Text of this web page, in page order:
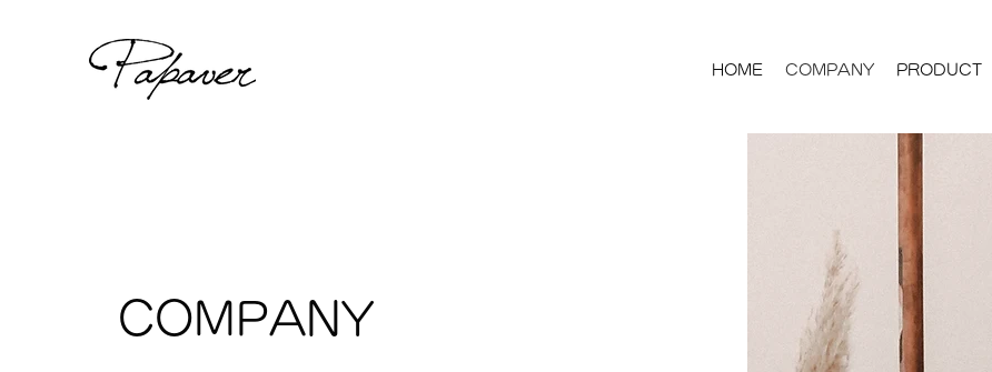
HOME COMPANY PRODUCT
COMPANY